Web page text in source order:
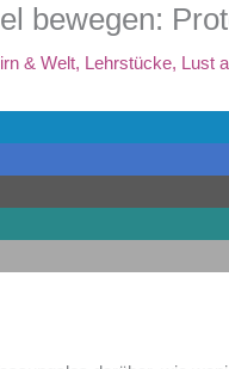
bewegen:
& Welt, Lehrstücke, Lust